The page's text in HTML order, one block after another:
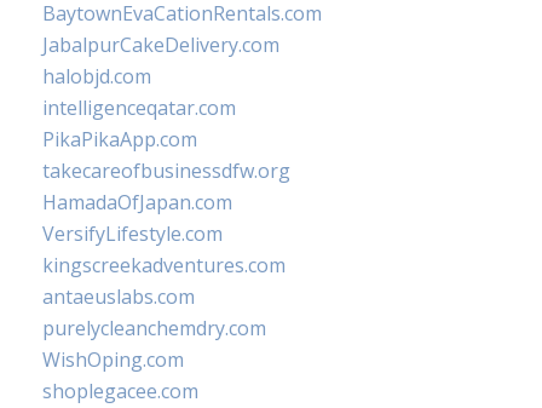
BaytownEvaCationRentals.com
JabalpurCakeDelivery.com
halobjd.com
intelligenceqatar.com
PikaPikaApp.com
takecareofbusinessdfw.org
HamadaOfJapan.com
VersifyLifestyle.com
kingscreekadventures.com
antaeuslabs.com
purelycleanchemdry.com
WishOping.com
shoplegacee.com